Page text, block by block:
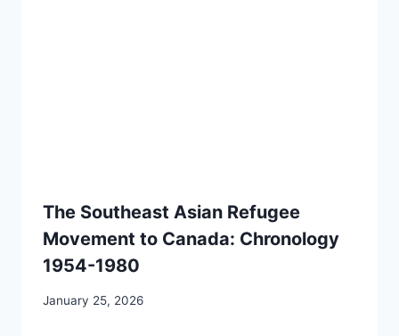
The Southeast Asian Refugee
Movement to Canada: Chronology
1954-1980
January 25, 2026